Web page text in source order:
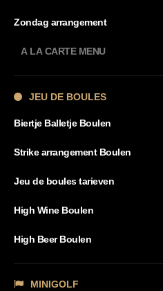
Zondag arrangement
A LA CARTE MENU
JEU DE BOULES
Biertje Balletje Boulen
Strike arrangement Boulen
Jeu de boules tarieven
High Wine Boulen
High Beer Boulen
MINIGOLF